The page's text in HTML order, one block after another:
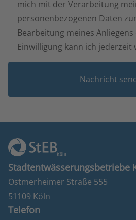
mich mit der Verarbeitung
personenbezogenen Daten
Bearbeitung meines
Einwilligung kann ich jederzeit
Nachricht
Stadtentwässerungsbetriebe
Ostmerheimer Straße 555
51109 Köln
Telefon